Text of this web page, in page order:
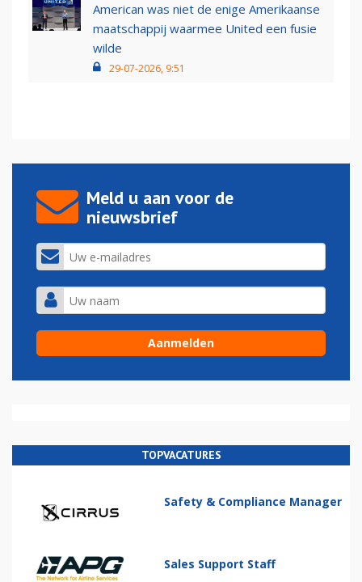
American was niet de enige Amerikaanse
maatschappij waarmee United een fusie
wilde
29-07-2026, 9:51
Meld u aan voor de
nieuwsbrief
TOPVACATURES
Safety & Compliance Manager
Sales Support Staff